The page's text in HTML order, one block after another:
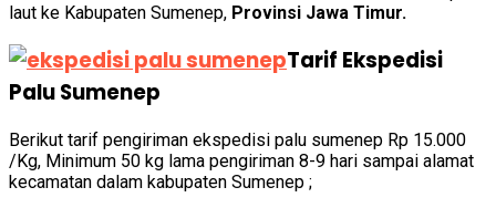
laut ke Kabupaten Sumenep, Provinsi Jawa Timur.
Tarif Ekspedisi
Palu Sumenep
Berikut tarif pengiriman ekspedisi palu sumenep Rp 15.000
/Kg, Minimum 50 kg lama pengiriman 8-9 hari sampai alamat
kecamatan dalam kabupaten Sumenep ;